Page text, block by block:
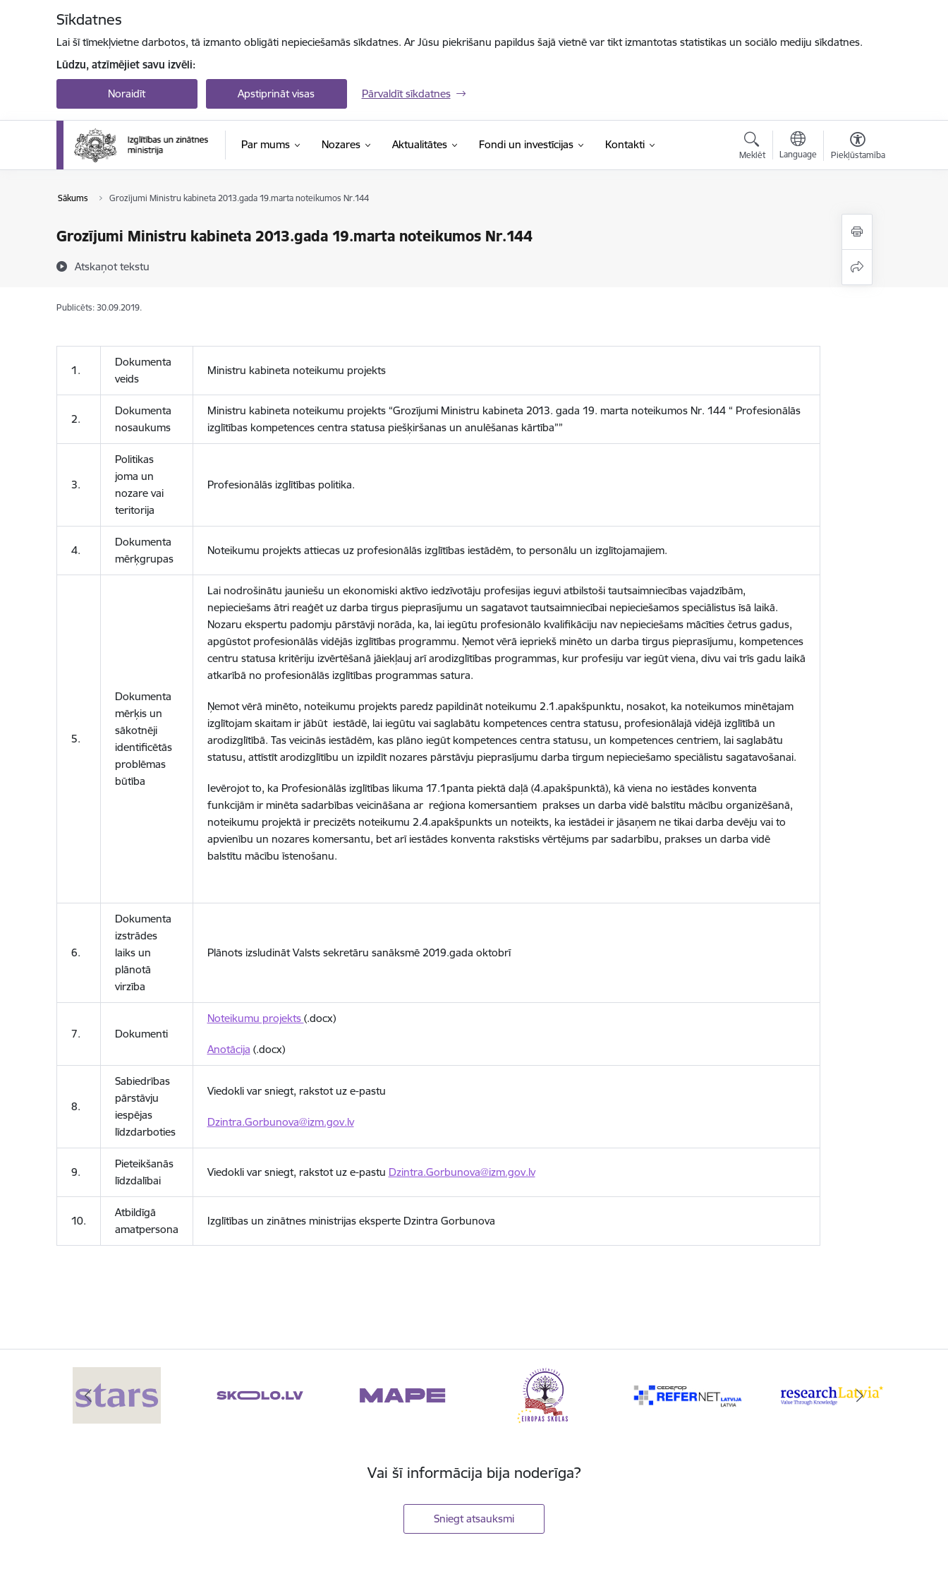
Sīkdatnes
Lai šī tīmekļvietne darbotos, tā izmanto obligāti nepieciešamās sīkdatnes. Ar Jūsu piekrišanu papildus šajā vietnē var tikt izmantotas statistikas un sociālo mediju sīkdatnes.
Lūdzu, atzīmējiet savu izvēli:
Noraidīt Apstiprināt visas Pārvaldīt sīkdatnes
Par mums Nozares Aktualitātes Fondi un investīcijas Kontakti
Meklēt Language Piekļūstamība
Sākums Grozījumi Ministru kabineta 2013.gada 19.marta noteikumos Nr.144
Grozījumi Ministru kabineta 2013.gada 19.marta noteikumos Nr.144
Atskaņot tekstu
Publicēts: 30.09.2019.
1.
Dokumenta
veids
Ministru kabineta noteikumu projekts
2.
Dokumenta
nosaukums
Ministru kabineta noteikumu projekts “Grozījumi Ministru kabineta 2013. gada 19. marta noteikumos Nr. 144 “ Profesionālās
izglītības kompetences centra statusa piešķiršanas un anulēšanas kārtība””
3.
Politikas
joma un
nozare vai
teritorija
Profesionālās izglītības politika.
4.
Dokumenta
mērķgrupas
Noteikumu projekts attiecas uz profesionālās izglītības iestādēm, to personālu un izglītojamajiem.
5.
Dokumenta
mērķis un
sākotnēji
identificētās
problēmas
būtība
Lai nodrošinātu jauniešu un ekonomiski aktīvo iedzīvotāju profesijas ieguvi atbilstoši tautsaimniecības vajadzībām,
nepieciešams ātri reaģēt uz darba tirgus pieprasījumu un sagatavot tautsaimniecībai nepieciešamos speciālistus īsā laikā.
Nozaru ekspertu padomju pārstāvji norāda, ka, lai iegūtu profesionālo kvalifikāciju nav nepieciešams mācīties četrus gadus,
apgūstot profesionālās vidējās izglītības programmu. Ņemot vērā iepriekš minēto un darba tirgus pieprasījumu, kompetences
centru statusa kritēriju izvērtēšanā jāiekļauj arī arodizglītības programmas, kur profesiju var iegūt viena, divu vai trīs gadu laikā
atkarībā no profesionālās izglītības programmas satura.
Ņemot vērā minēto, noteikumu projekts paredz papildināt noteikumu 2.1.apakšpunktu, nosakot, ka noteikumos minētajam
izglītojam skaitam ir jābūt iestādē, lai iegūtu vai saglabātu kompetences centra statusu, profesionālajā vidējā izglītībā un
arodizglītībā. Tas veicinās iestādēm, kas plāno iegūt kompetences centra statusu, un kompetences centriem, lai saglabātu
statusu, attīstīt arodizglītību un izpildīt nozares pārstāvju pieprasījumu darba tirgum nepieciešamo speciālistu sagatavošanai.
Ievērojot to, ka Profesionālās izglītības likuma 17.1panta piektā daļā (4.apakšpunktā), kā viena no iestādes konventa
funkcijām ir minēta sadarbības veicināšana ar reģiona komersantiem prakses un darba vidē balstītu mācību organizēšanā,
noteikumu projektā ir precizēts noteikumu 2.4.apakšpunkts un noteikts, ka iestādei ir jāsaņem ne tikai darba devēju vai to
apvienību un nozares komersantu, bet arī iestādes konventa rakstisks vērtējums par sadarbību, prakses un darba vidē
balstītu mācību īstenošanu.
6.
Dokumenta
izstrādes
laiks un
plānotā
virzība
Plānots izsludināt Valsts sekretāru sanāksmē 2019.gada oktobrī
7. Dokumenti
Noteikumu projekts (.docx)
Anotācija (.docx)
8.
Sabiedrības
pārstāvju
iespējas
līdzdarboties
Viedokli var sniegt, rakstot uz e-pastu
Dzintra.Gorbunova@izm.gov.lv
9.
Pieteikšanās
līdzdalībai
Viedokli var sniegt, rakstot uz e-pastu Dzintra.Gorbunova@izm.gov.lv
10.
Atbildīgā
amatpersona
Izglītības un zinātnes ministrijas eksperte Dzintra Gorbunova
Vai šī informācija bija noderīga?
Sniegt atsauksmi